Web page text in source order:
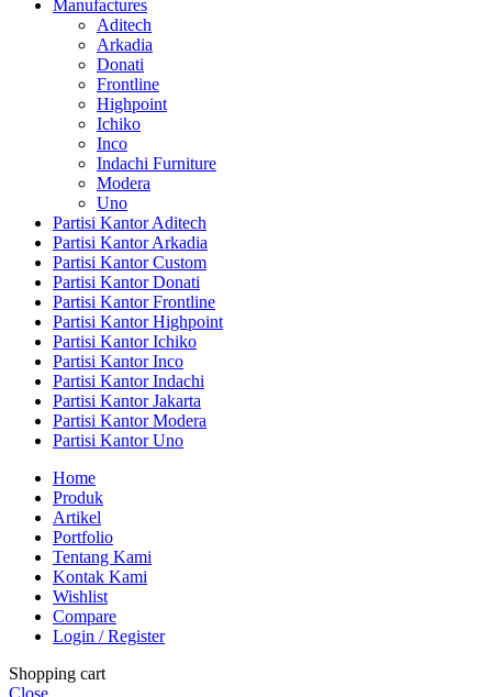
Manufactures
Aditech
Arkadia
Donati
Frontline
Highpoint
Ichiko
Inco
Indachi Furniture
Modera
Uno
Partisi Kantor Aditech
Partisi Kantor Arkadia
Partisi Kantor Custom
Partisi Kantor Donati
Partisi Kantor Frontline
Partisi Kantor Highpoint
Partisi Kantor Ichiko
Partisi Kantor Inco
Partisi Kantor Indachi
Partisi Kantor Jakarta
Partisi Kantor Modera
Partisi Kantor Uno
Home
Produk
Artikel
Portfolio
Tentang Kami
Kontak Kami
Wishlist
Compare
Login / Register
Shopping cart
Close